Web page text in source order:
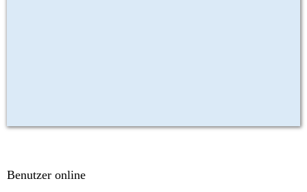
Benutzer online